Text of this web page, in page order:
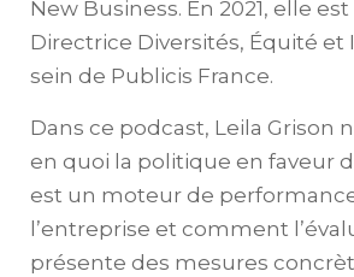
New Business. En 2021, elle
Directrice Diversités, Équité et
sein de Publicis France.
Dans ce podcast, Leila Grison
en quoi la politique en faveur
est un moteur de
l’entreprise et comment
présente des mesures